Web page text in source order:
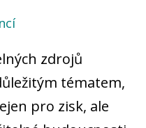
zdrojů
tématem,
pro zisk, ale